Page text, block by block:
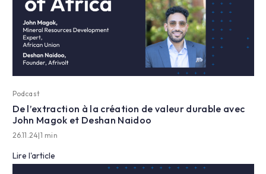
Podcast
De l’extraction à la création de valeur durable avec
John Magok et Deshan Naidoo
26.11.24|1 min
Lire l'article